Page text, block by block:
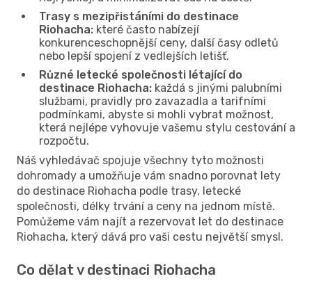
Trasy s mezipřistáními do destinace
Riohacha: které často nabízejí
konkurenceschopnější ceny, další časy odletů
nebo lepší spojení z vedlejších letišť.
Různé letecké společnosti létající do
destinace Riohacha: každá s jinými palubními
službami, pravidly pro zavazadla a tarifními
podmínkami, abyste si mohli vybrat možnost,
která nejlépe vyhovuje vašemu stylu cestování a
rozpočtu.
Náš vyhledávač spojuje všechny tyto možnosti
dohromady a umožňuje vám snadno porovnat lety
do destinace Riohacha podle trasy, letecké
společnosti, délky trvání a ceny na jednom místě.
Pomůžeme vám najít a rezervovat let do destinace
Riohacha, který dává pro vaši cestu největší smysl.
Co dělat v destinaci Riohacha